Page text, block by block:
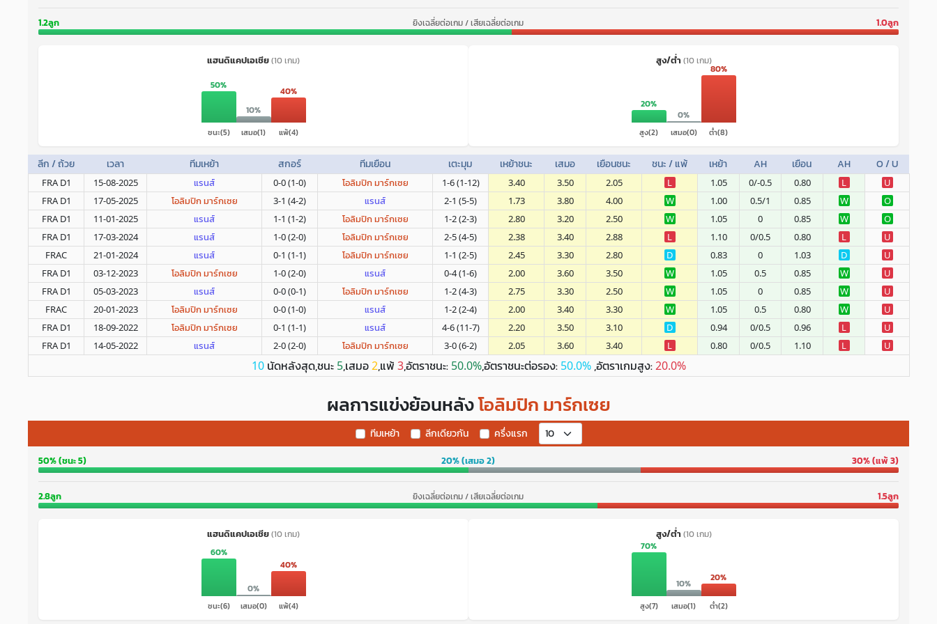
1.2ลูก ยิงเฉลี่ยต่อเกม / เสียเฉลี่ยต่อเกม 1.0ลูก
แฮนดิแคปเอเชีย(10 เกม)
50%
ชนะ(5)
10%
เสมอ(1)
40%
แพ้(4)
สูง/ต่ำ (10 เกม)
20%
สูง(2)
0%
เสมอ(0)
80%
ต่ำ(8)
ลีก / ถ้วย เวลา ทีมเหย้า สกอร์ ทีมเยือน เตะมุม เหย้าชนะ เสมอ เยือนชนะ ชนะ / แพ้ เหย้า AH เยือน AH O / U
FRA D1 15-08-2025 แรนส์ 0-0 (1-0) โอลิมปิก มาร์กเซย 1-6 (1-12) 3.40 3.50 2.05 L 1.05 0/-0.5 0.80 L
U
FRA D1
17-05-2025 โอลิมปิก มาร์กเซย 3-1 (4-2) แรนส์ 2-1 (5-5) 1.73 3.80 4.00 W 1.00 0.5/1 0.85 W
O
FRA D1
11-01-2025 แรนส์ 1-1 (1-2) โอลิมปิก มาร์กเซย 1-2 (2-3) 2.80 3.20 2.50 W 1.05 0 0.85 W
O
FRA D1
17-03-2024 แรนส์ 1-0 (2-0) โอลิมปิก มาร์กเซย 2-5 (4-5) 2.38 3.40 2.88 L 1.10 0/0.5 0.80 L
U
FRAC
21-01-2024 แรนส์ 0-1 (1-1) โอลิมปิก มาร์กเซย 1-1 (2-5) 2.45 3.30 2.80 D 0.83 0 1.03 D
U
FRA D1
03-12-2023 โอลิมปิก มาร์กเซย 1-0 (2-0) แรนส์ 0-4 (1-6) 2.00 3.60 3.50 W 1.05 0.5 0.85 W
U
FRA D1
05-03-2023 แรนส์ 0-0 (0-1) โอลิมปิก มาร์กเซย 1-2 (4-3) 2.75 3.30 2.50 W 1.05 0 0.85 W
U
FRAC
20-01-2023 โอลิมปิก มาร์กเซย 0-0 (1-0) แรนส์ 1-2 (2-4) 2.00 3.40 3.30 W 1.05 0.5 0.80 W
U
FRA D1
18-09-2022 โอลิมปิก มาร์กเซย 0-1 (1-1) แรนส์ 4-6 (11-7) 2.20 3.50 3.10 D 0.94 0/0.5 0.96 L
U
FRA D1
14-05-2022 แรนส์ 2-0 (2-0) โอลิมปิก มาร์กเซย 3-0 (6-2) 2.05 3.60 3.40 L 0.80 0/0.5 1.10 L U
10 นัดหลังสุด,ชนะ 5,เสมอ2,แพ้ 3,อัตราชนะ: 50.0%,อัตราชนะต่อรอง: 50.0% ,อัตราเกมสูง:20.0%
ผลการแข่งย้อนหลังโอลิมปิก มาร์กเซย
ทีมเหย้า ลีกเดียวกัน ครึ่งแรก
50% (ชนะ 5) 20% (เสมอ 2) 30% (แพ้ 3)
2.8ลูก ยิงเฉลี่ยต่อเกม / เสียเฉลี่ยต่อเกม 1.5ลูก
แฮนดิแคปเอเชีย(10 เกม)
60%
ชนะ(6)
0%
เสมอ(0)
40%
แพ้(4)
สูง/ต่ำ (10 เกม)
70%
สูง(7)
10%
เสมอ(1)
20%
ต่ำ(2)